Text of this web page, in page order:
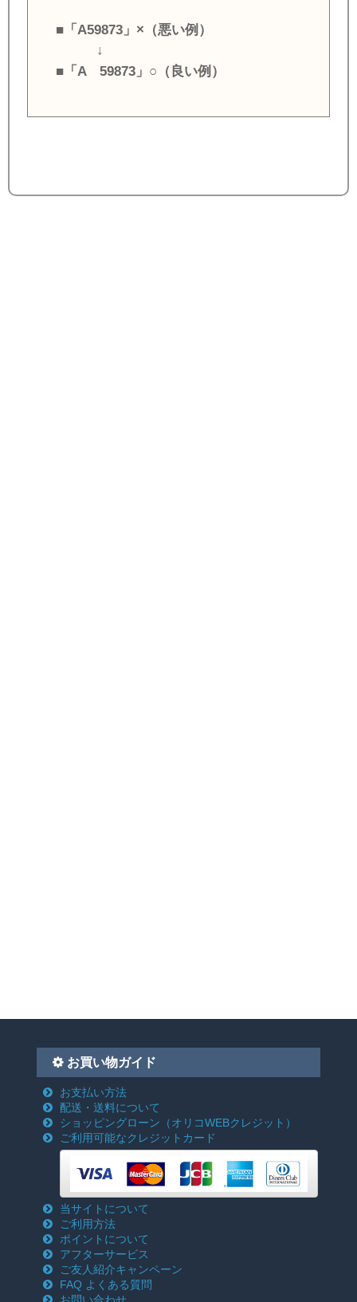
■「A59873」×（悪い例）
↓
■「A 59873」○（良い例）
お買い物ガイド
お支払い方法
配送・送料について
ショッピングローン （オリコWEBクレジット）
ご利用可能なクレジットカード
当サイトについて
ご利用方法
ポイントについて
アフターサービス
ご友人紹介キャンペーン
FAQ よくある質問